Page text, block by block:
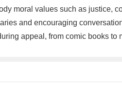
moral values such as justice,
and encouraging
appeal, from comic books